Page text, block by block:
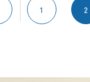
1 2